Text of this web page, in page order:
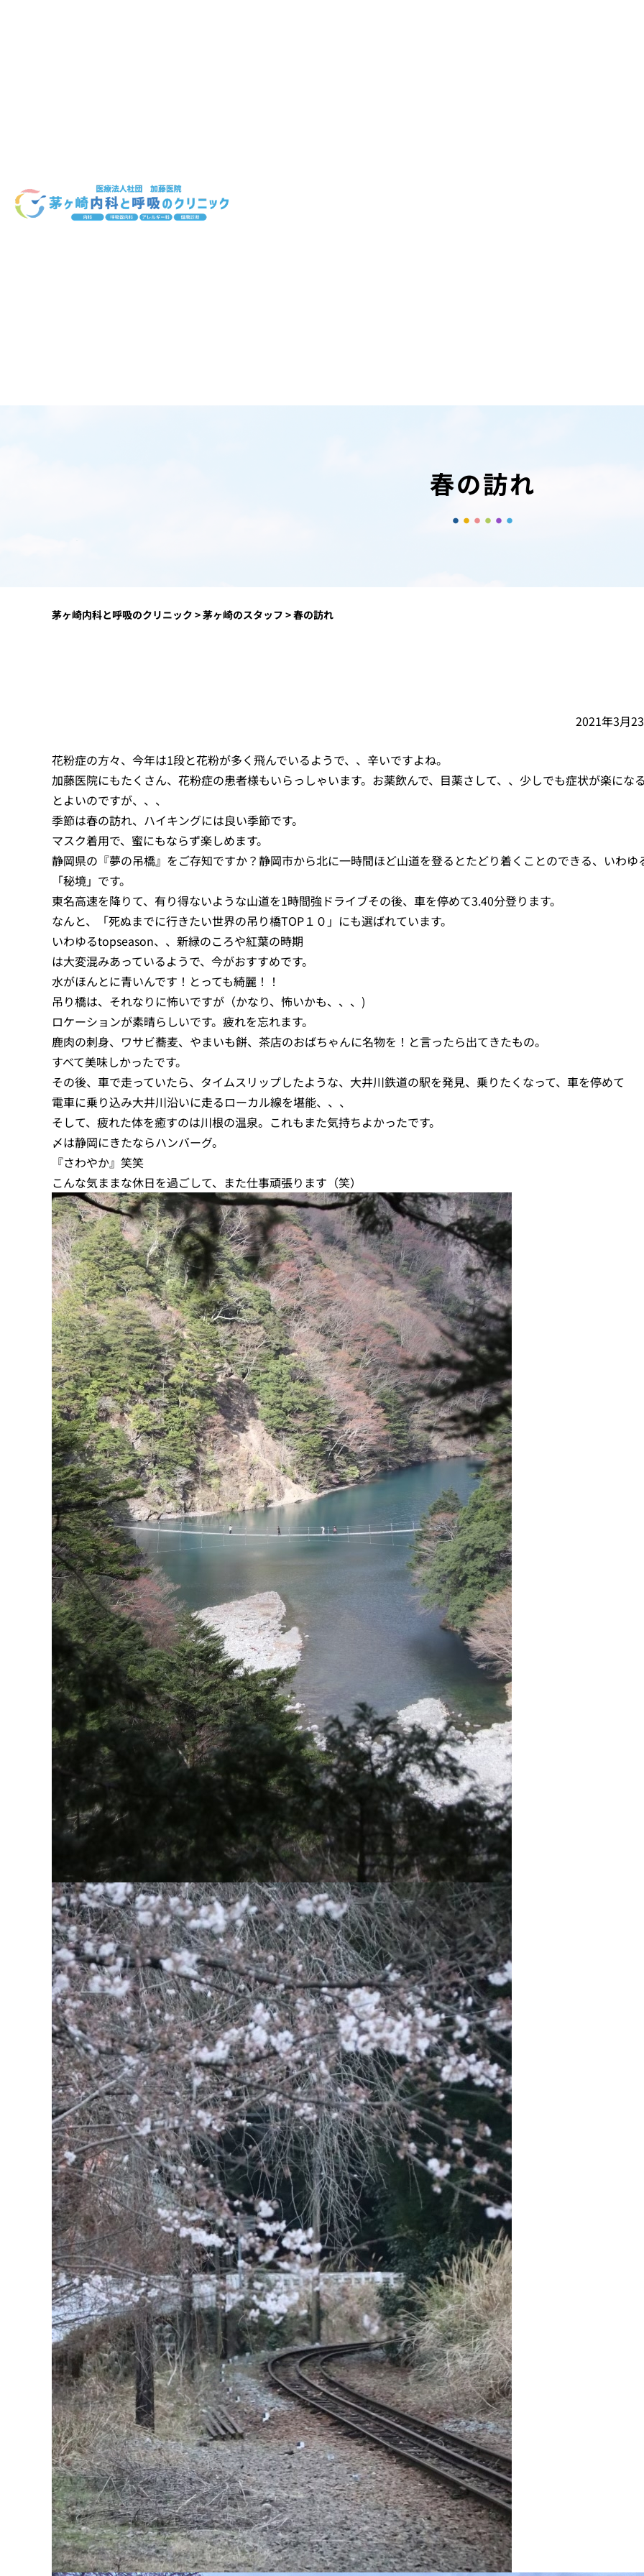
春の訪れ
茅ヶ崎内科と呼吸のクリニック >茅ヶ崎のスタッフ >春の訪れ
2021年3月
花粉症の方々、今年は1段と花粉が多く飛んでいるようで、、辛いですよね。
加藤医院にもたくさん、花粉症の患者様もいらっしゃいます。お薬飲んで、目薬さして、、少しでも症状が楽になる
とよいのですが、、、
季節は春の訪れ、ハイキングには良い季節です。
マスク着用で、蜜にもならず楽しめます。
静岡県の『夢の吊橋』をご存知ですか？静岡市から北に一時間ほど山道を登るとたどり着くことのできる、いわゆ
「秘境」です。
東名高速を降りて、有り得ないような山道を1時間強ドライブその後、車を停めて3.40分登ります。
なんと、「死ぬまでに行きたい世界の吊り橋TOP１０」にも選ばれています。
いわゆるtopseason、、新緑のころや紅葉の時期
は大変混みあっているようで、今がおすすめです。
水がほんとに青いんです！とっても綺麗！！
吊り橋は、それなりに怖いですが（かなり、怖いかも、、、)
ロケーションが素晴らしいです。疲れを忘れます。
鹿肉の刺身、ワサビ蕎麦、やまいも餅、茶店のおばちゃんに名物を！と言ったら出てきたもの。
すべて美味しかったです。
その後、車で走っていたら、タイムスリップしたような、大井川鉄道の駅を発見、乗りたくなって、車を停めて
電車に乗り込み大井川沿いに走るローカル線を堪能、、、
そして、疲れた体を癒すのは川根の温泉。これもまた気持ちよかったです。
〆は静岡にきたならハンバーグ。
『さわやか』笑笑
こんな気ままな休日を過ごして、また仕事頑張ります（笑）